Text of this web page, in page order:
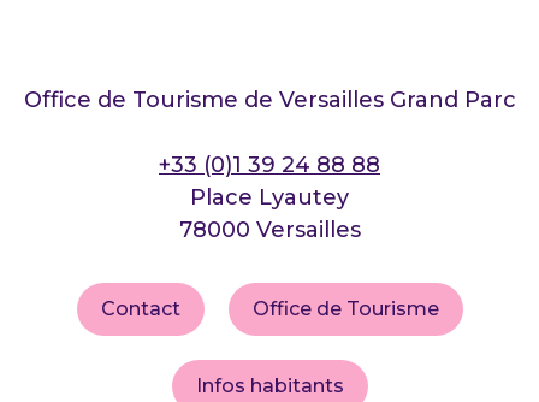
Office de Tourisme de Versailles Grand Parc
+33 (0)1 39 24 88 88
Place Lyautey
78000 Versailles
Contact Office de Tourisme
Infos habitants